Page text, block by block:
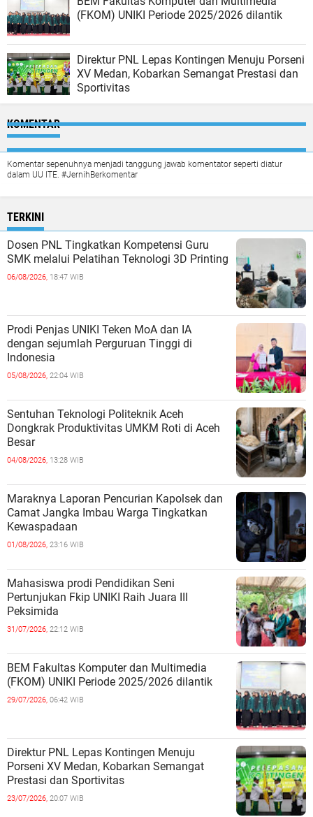
(FKOM) UNIKI Periode 2025/2026 dilantik
Direktur PNL Lepas Kontingen Menuju Porseni
XV Medan, Kobarkan Semangat Prestasi dan
Sportivitas
KOMENTAR
Komentar sepenuhnya menjadi tanggung jawab komentator seperti diatur
dalam UU ITE. #JernihBerkomentar
TERKINI
Dosen PNL Tingkatkan Kompetensi Guru
SMK melalui Pelatihan Teknologi 3D Printing
06/08/2026, 18:47 WIB
Prodi Penjas UNIKI Teken MoA dan IA
dengan sejumlah Perguruan Tinggi di
Indonesia
05/08/2026, 22:04 WIB
Sentuhan Teknologi Politeknik Aceh
Dongkrak Produktivitas UMKM Roti di Aceh
Besar
04/08/2026, 13:28 WIB
Maraknya Laporan Pencurian Kapolsek dan
Camat Jangka Imbau Warga Tingkatkan
Kewaspadaan
01/08/2026, 23:16 WIB
Mahasiswa prodi Pendidikan Seni
Pertunjukan Fkip UNIKI Raih Juara III
Peksimida
31/07/2026, 22:12 WIB
BEM Fakultas Komputer dan Multimedia
(FKOM) UNIKI Periode 2025/2026 dilantik
29/07/2026, 06:42 WIB
Direktur PNL Lepas Kontingen Menuju
Porseni XV Medan, Kobarkan Semangat
Prestasi dan Sportivitas
23/07/2026, 20:07 WIB